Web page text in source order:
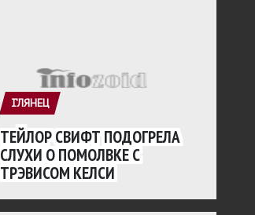
ГЛЯНЕЦ
ТЕЙЛОР СВИФТ ПОДОГРЕЛА
СЛУХИ О ПОМОЛВКЕ С
ТРЭВИСОМ КЕЛСИ